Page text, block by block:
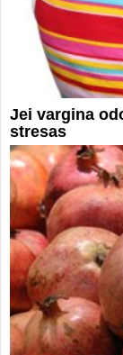
Jei vargina
stresas